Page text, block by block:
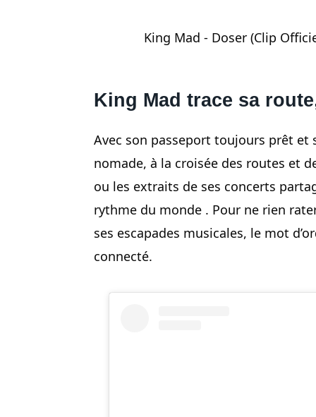
King Mad - Doser (Clip
King Mad trace sa
Avec son passeport toujours prêt et
nomade, à la croisée des routes et
ou les extraits de ses concerts
rythme du monde . Pour ne rien
ses escapades musicales, le mot
connecté.